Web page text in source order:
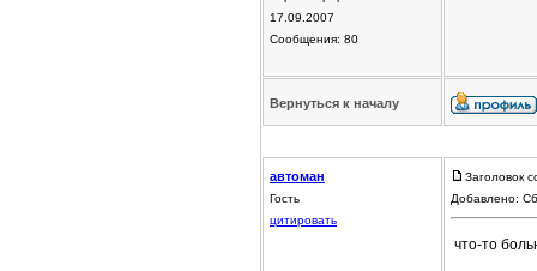
17.09.2007
Сообщения: 80
Вернуться к началу
автоман
Гость
цитировать
Заголовок
Добавлено:
что-то